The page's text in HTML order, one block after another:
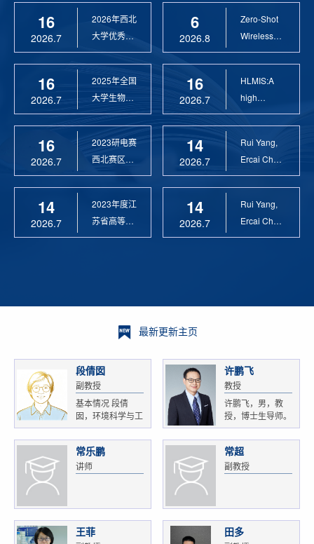
16
2026.7
2026年西北
大学优秀硕
士论文指导
16
2026.7
2025年全国
大学生物联
网设计竞赛
16
2026.7
2023研电赛
西北赛区优
秀指导教师
14
2026.7
2023年度江
苏省高等学
校科学技术
6
2026.8
Zero-Shot
Wireless
Sensor
16
2026.7
HLMIS:A
high
Resolution
14
2026.7
Rui Yang,
Ercai Chen
and
14
2026.7
Rui Yang,
Ercai Chen
and
最新更新主页
段倩囡
副教授
基本情况 段倩
囡，环境科学与工
程...
许鹏飞
教授
许鹏飞，男，教
授，博士生导师。
获...
常乐鹏
讲师
常超
副教授
王菲 田多